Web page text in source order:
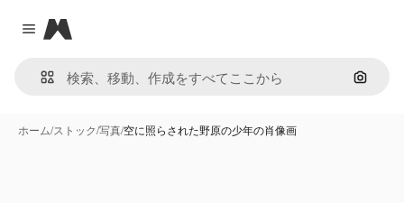
Close menu
Magnific
画像で
ホーム/ストック/写真/空に照らされた野原の少年の肖像画